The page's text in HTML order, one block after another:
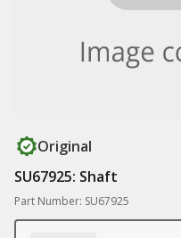
Original
SU67925: Shaft
Part Number: SU67925